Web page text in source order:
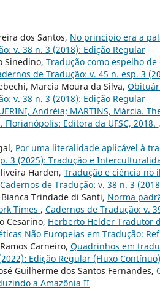
dos Santos, No princípio era a
v. 38 n. 3 (2018): Edição Regular
Sinedino, Tradução como espelho
de Tradução: v. 45 n. esp. 3
Marcia Moura da Silva,
v. 38 n. 3 (2018): Edição Regular
Andréia; MARTINS, Márcia.
Editora da UFSC, 2018. ,
Por uma literalidade aplicável à
3 (2025): Tradução e
Harden, Tradução e ciência
Cadernos de Tradução: v. 38 n. 3
Trindade di Santi, Norma
Times , Cadernos de Tradução: v.
Cesarino, Herberto Helder Tradutor
Não Europeias em Tradução:
Carneiro, Quadrinhos em
Edição Regular (Fluxo Contínuo)
Guilherme dos Santos Fernandes,
a Amazônia II